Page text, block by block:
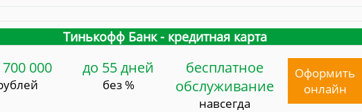
Тинькофф Банк - кредитная карта
000 до 55 дней
без %
бесплатное
обслуживание
навсегда
Оформить
онлайн